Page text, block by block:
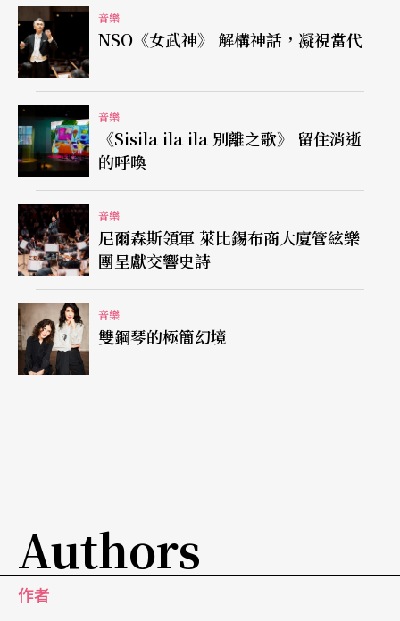
創作的緣起之一，是《安靜在五月的懷柔》這個五
重奏——有感於名作家葉維廉的詩作〈寂然動
容〉，大師將它以朗誦加上背景音樂的方式寫作。
而融合神話故事與〈寂然動容〉這兩大元素，李泰
祥在《情．奔》裡，衍化出〈情劫〉、〈情動〉、
〈情奔〉三段式的夢。
這三個夢，對應的其實是大師的三個「夢的故
鄉」。台東阿美族原住民家族出生的李泰祥，在第
一個夢裡所要詮釋的，便是他引以為傲的血緣。
「大地」、「悲歌」、「戰舞」所組合成的〈情
劫〉，在音樂、合唱與打鼓佬的烘托中，男舞者所
述。台語、南管、歌仔戲的中和媒材，體現著他對
創作的雄心與抱負。三個夢在換幕間以「說書」方
式串連，使得夢境不間斷的手法新穎且耐人尋味。
音樂
NSO《女武神》 解構神話，凝視當代
音樂
《Sisila ila ila 別離之歌》 留住消逝
的呼喚
音樂
尼爾森斯領軍 萊比錫布商大廈管絃樂
團呈獻交響史詩
音樂
雙鋼琴的極簡幻境
Authors
作者